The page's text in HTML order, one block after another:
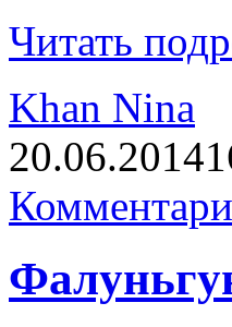
Читать
Khan Nina
20.06.2014